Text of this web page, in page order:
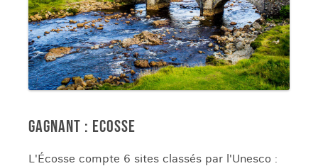
GAGNANT : ECOSSE
L'Écosse compte 6 sites classés par l'Unesco :